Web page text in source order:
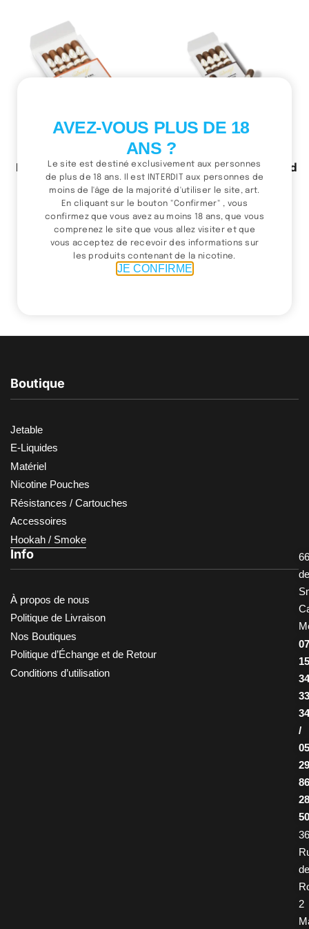
Davidoff Grand Cru No. 5
د.م. 210.00
Ajouter au panier
Davidoff Millennium Blend
Robusto
د.م.370.00
Ajouter au panier
(1 / 3)
Boutique
Jetable
E-Liquides
Matériel
Nicotine Pouches
Résistances / Cartouches
Accessoires
Hookah / Smoke
Info
À propos de nous
Politique de Livraison
Nos Boutiques
Politique d’Échange et de Retour
Conditions d’utilisation
de
07
15
34
33
34
/
05
29
86
28
50
de
2
AVEZ-VOUS PLUS DE 18
ANS ?
Le site est destiné exclusivement aux personnes
de plus de 18 ans. Il est INTERDIT aux personnes de
moins de l'âge de la majorité d'utiliser le site, art.
En cliquant sur le bouton "Confirmer" , vous
confirmez que vous avez au moins 18 ans, que vous
comprenez le site que vous allez visiter et que
vous acceptez de recevoir des informations sur
les produits contenant de la nicotine.
JE CONFIRME